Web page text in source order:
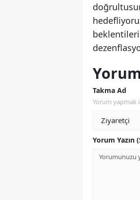
Takma Ad
Yorum yapmak
Yorum Yazın